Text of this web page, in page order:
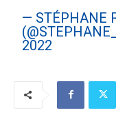
— STÉPHANE
2022